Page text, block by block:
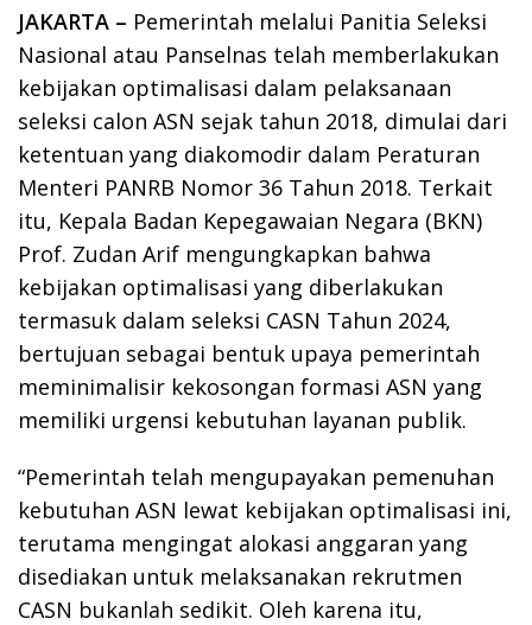
JAKARTA – Pemerintah melalui Panitia Seleksi
Nasional atau Panselnas telah memberlakukan
kebijakan optimalisasi dalam pelaksanaan
seleksi calon ASN sejak tahun 2018, dimulai dari
ketentuan yang diakomodir dalam Peraturan
Menteri PANRB Nomor 36 Tahun 2018. Terkait
itu, Kepala Badan Kepegawaian Negara (BKN)
Prof. Zudan Arif mengungkapkan bahwa
kebijakan optimalisasi yang diberlakukan
termasuk dalam seleksi CASN Tahun 2024,
bertujuan sebagai bentuk upaya pemerintah
meminimalisir kekosongan formasi ASN yang
memiliki urgensi kebutuhan layanan publik.
“Pemerintah telah mengupayakan pemenuhan
kebutuhan ASN lewat kebijakan optimalisasi ini,
terutama mengingat alokasi anggaran yang
disediakan untuk melaksanakan rekrutmen
CASN bukanlah sedikit. Oleh karena itu,